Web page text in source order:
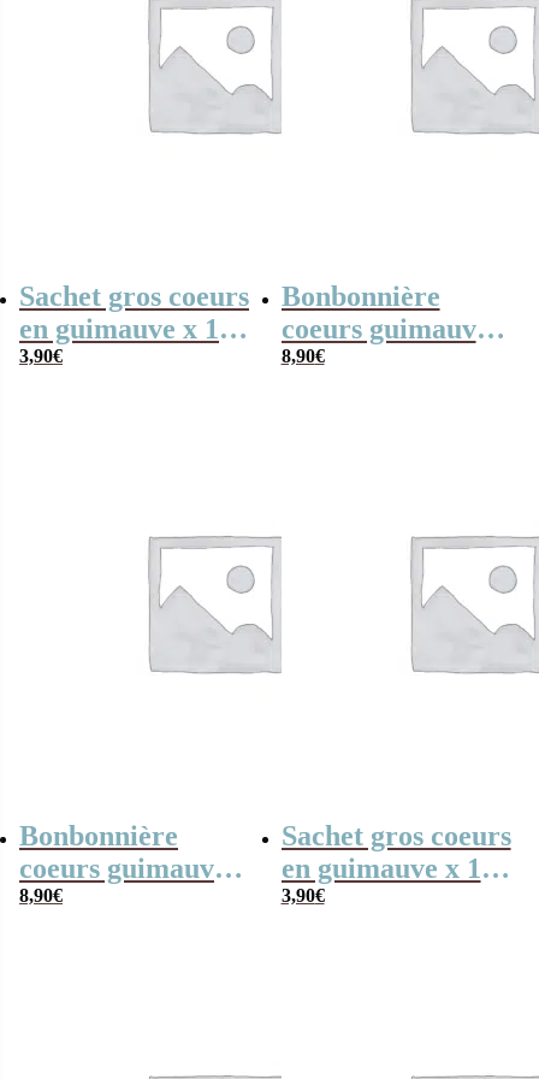
Sachet gros coeurs
en guimauve x 15
– Bisounours
3,90€
Bonbonnière
coeurs guimauve
x15 Bisounours
8,90€
Bonbonnière
coeurs guimauve
x15 Bisounours
8,90€
Sachet gros coeurs
en guimauve x 15
– Bisounours
3,90€